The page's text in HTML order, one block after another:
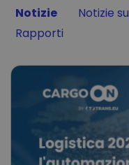
Filter by
Notizie Filter by
Notizie
Filter by
Rapporti